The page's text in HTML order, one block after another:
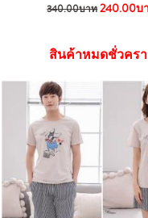
340.00บาท240.00บ
สินค้าหมดชั่วคร